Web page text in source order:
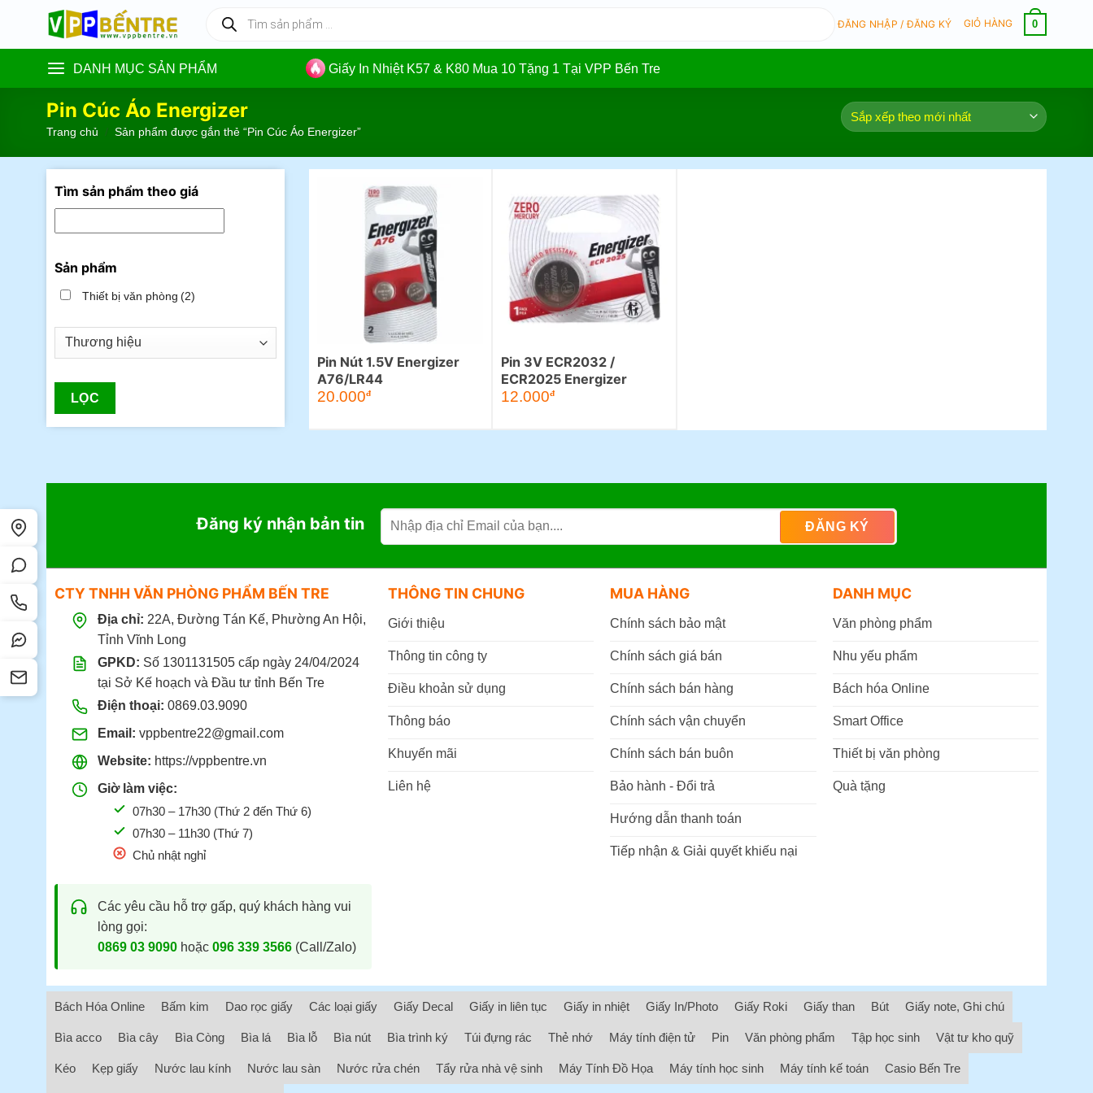
content
kiếm
phẩm
ĐĂNG NHẬP / ĐĂNG KÝ GIỎ HÀNG 0
DANH MỤC SẢN PHẨM Giấy In Nhiệt K57 & K80 Mua 10 Tặng 1 Tại VPP Bến Tre
Pin Cúc Áo Energizer
Trang chủ Sản phẩm được gắn thẻ “Pin Cúc Áo Energizer”
Tìm sản phẩm theo giá
Sản phẩm
Thiết bị văn phòng (2)
LỌC
Pin Nút 1.5V Energizer
A76/LR44
20.000đ
Pin 3V ECR2032 /
ECR2025 Energizer
12.000đ
Đăng ký nhận bản tin
CTY TNHH VĂN PHÒNG PHẨM BẾN TRE
Địa chỉ: 22A, Đường Tán Kế, Phường An Hội,
Tỉnh Vĩnh Long
GPKD: Số 1301131505 cấp ngày 24/04/2024
tại Sở Kế hoạch và Đầu tư tỉnh Bến Tre
Điện thoại: 0869.03.9090
Email: vppbentre22@gmail.com
Website: https://vppbentre.vn
Giờ làm việc:
07h30 – 17h30 (Thứ 2 đến Thứ 6)
07h30 – 11h30 (Thứ 7)
Chủ nhật nghỉ
Các yêu cầu hỗ trợ gấp, quý khách hàng vui
lòng gọi:
0869 03 9090hoặc 096 339 3566(Call/Zalo)
THÔNG TIN CHUNG
Giới thiệu
Thông tin công ty
Điều khoản sử dụng
Thông báo
Khuyến mãi
Liên hệ
MUA HÀNG
Chính sách bảo mật
Chính sách giá bán
Chính sách bán hàng
Chính sách vận chuyển
Chính sách bán buôn
Bảo hành - Đổi trả
Hướng dẫn thanh toán
Tiếp nhận & Giải quyết khiếu nại
DANH MỤC
Văn phòng phẩm
Nhu yếu phẩm
Bách hóa Online
Smart Office
Thiết bị văn phòng
Quà tặng
Bách Hóa Online Bấm kim Dao rọc giấy Các loại giấy Giấy Decal Giấy in liên tục Giấy in nhiệt Giấy In/Photo Giấy Roki Giấy than Bút Giấy note, Ghi chú
Bìa acco Bìa cây Bìa Còng Bìa lá Bìa lỗ Bìa nút Bìa trình ký Túi đựng rác Thẻ nhớ Máy tính điện tử Pin Văn phòng phẩm Tập học sinh Vật tư kho quỹ
Kéo Kẹp giấy Nước lau kính Nước lau sàn Nước rửa chén Tẩy rửa nhà vệ sinh Máy Tính Đồ Họa Máy tính học sinh Máy tính kế toán Casio Bến Tre